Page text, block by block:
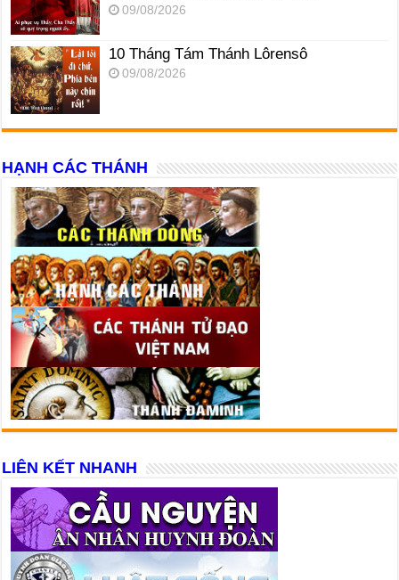
09/08/2026
10 Tháng Tám Thánh Lôrensô
09/08/2026
HẠNH CÁC THÁNH
LIÊN KẾT NHANH